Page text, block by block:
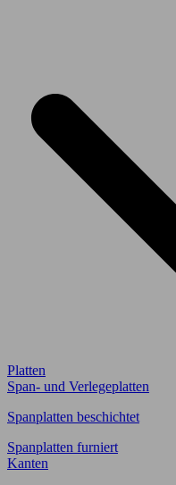
Platten
Span- und Verlegeplatten
Spanplatten beschichtet
Spanplatten furniert
Kanten